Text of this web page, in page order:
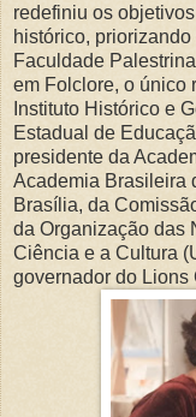
redefiniu os
histórico,
Faculdade
em Folclore, o único
Instituto Histórico e
Estadual de
presidente da
Academia Brasileira
Brasília, da
da Organização das
Ciência e a Cultura
governador do Lions